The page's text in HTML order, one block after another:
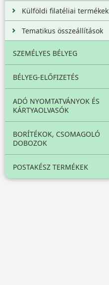
Külföldi filatéliai termékek
Tematikus összeállítások
SZEMÉLYES BÉLYEG
BÉLYEG-ELŐFIZETÉS
ADÓ NYOMTATVÁNYOK ÉS
KÁRTYAOLVASÓK
BORÍTÉKOK, CSOMAGOLÓ
DOBOZOK
POSTAKÉSZ TERMÉKEK